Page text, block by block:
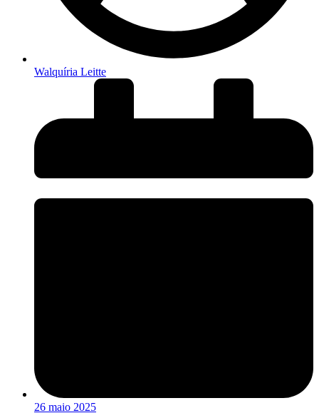
Walquíria Leitte
26 maio 2025